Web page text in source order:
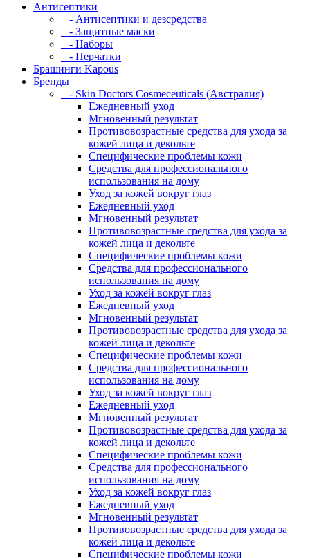
Антисептики
- Антисептики и дезсредства
- Защитные маски
- Наборы
- Перчатки
Брашинги Kapous
Бренды
- Skin Doctors Cosmeceuticals (Австралия)
Ежедневный уход
Мгновенный результат
Противовозрастные средства для ухода за
кожей лица и декольте
Специфические проблемы кожи
Средства для профессионального
использования на дому
Уход за кожей вокруг глаз
Ежедневный уход
Мгновенный результат
Противовозрастные средства для ухода за
кожей лица и декольте
Специфические проблемы кожи
Средства для профессионального
использования на дому
Уход за кожей вокруг глаз
Ежедневный уход
Мгновенный результат
Противовозрастные средства для ухода за
кожей лица и декольте
Специфические проблемы кожи
Средства для профессионального
использования на дому
Уход за кожей вокруг глаз
Ежедневный уход
Мгновенный результат
Противовозрастные средства для ухода за
кожей лица и декольте
Специфические проблемы кожи
Средства для профессионального
использования на дому
Уход за кожей вокруг глаз
Ежедневный уход
Мгновенный результат
Противовозрастные средства для ухода за
кожей лица и декольте
Специфические проблемы кожи